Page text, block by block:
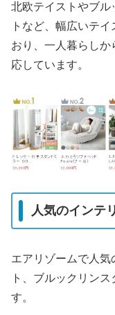
北欧テイストやブル
トなど、幅広いテ
おり、一人暮らし
応しています。
人気のインテ
エアリゾームで人気
ト、ブルックリン
す。